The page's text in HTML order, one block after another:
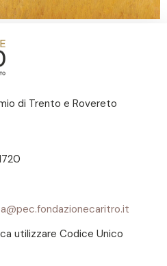
di Trento e Rovereto
utilizzare Codice Unico